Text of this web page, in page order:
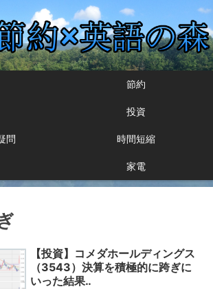
節約
投資
問 時間短縮
家電
【投資】コメダホールディングス
（3543）決算を積極的に跨ぎに
いった結果‥